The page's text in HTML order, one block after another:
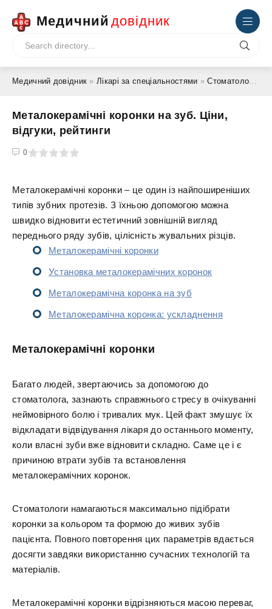
Медичний довідник
Медичний довідник »Лікарі за спеціальностями »Стоматолог »
Металокерамічні коронки на зуб. Ціни,
відгуки, рейтинги
0
5
Металокерамічні коронки – це один із найпоширеніших
типів зубних протезів. З їхньою допомогою можна
швидко відновити естетичний зовнішній вигляд
переднього ряду зубів, цілісність жувальних різців.
Металокерамічні коронки
Установка металокерамічних коронок
Металокерамічна коронка на зуб
Металокерамічна коронка: ускладнення
Металокерамічні коронки
Багато людей, звертаючись за допомогою до
стоматолога, зазнають справжнього стресу в очікуванні
неймовірного болю і тривалих мук. Цей факт змушує їх
відкладати відвідування лікаря до останнього моменту,
коли власні зуби вже відновити складно. Саме це і є
причиною втрати зубів та встановлення
металокерамічних коронок.
Стоматологи намагаються максимально підібрати
коронки за кольором та формою до живих зубів
пацієнта. Повного повторення цих параметрів вдається
досягти завдяки використанню сучасних технологій та
матеріалів.
Металокерамічні коронки відрізняються масою переваг,